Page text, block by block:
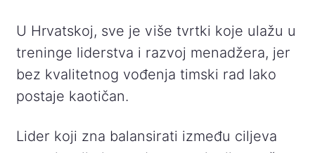
U Hrvatskoj, sve je više tvrtki koje ulažu u
treninge liderstva i razvoj menadžera, jer
bez kvalitetnog vođenja timski rad lako
postaje kaotičan.
Lider koji zna balansirati između ciljeva